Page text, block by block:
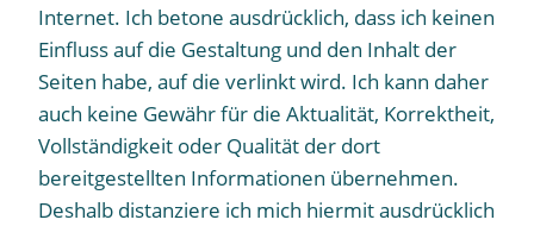
Internet. Ich betone ausdrücklich, dass ich keinen
Einfluss auf die Gestaltung und den Inhalt der
Seiten habe, auf die verlinkt wird. Ich kann daher
auch keine Gewähr für die Aktualität, Korrektheit,
Vollständigkeit oder Qualität der dort
bereitgestellten Informationen übernehmen.
Deshalb distanziere ich mich hiermit ausdrücklich